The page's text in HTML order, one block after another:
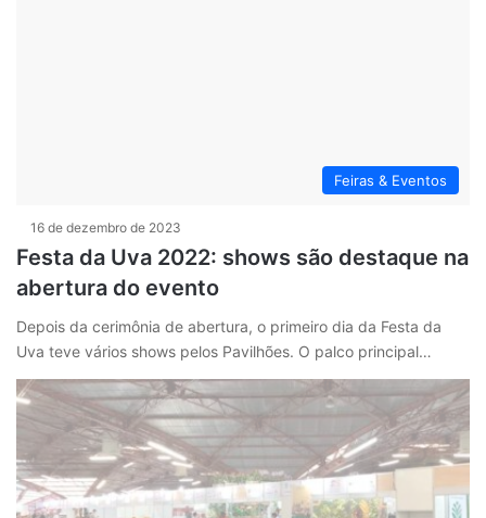
Feiras & Eventos
16 de dezembro de 2023
Festa da Uva 2022: shows são destaque na
abertura do evento
Depois da cerimônia de abertura, o primeiro dia da Festa da
Uva teve vários shows pelos Pavilhões. O palco principal…